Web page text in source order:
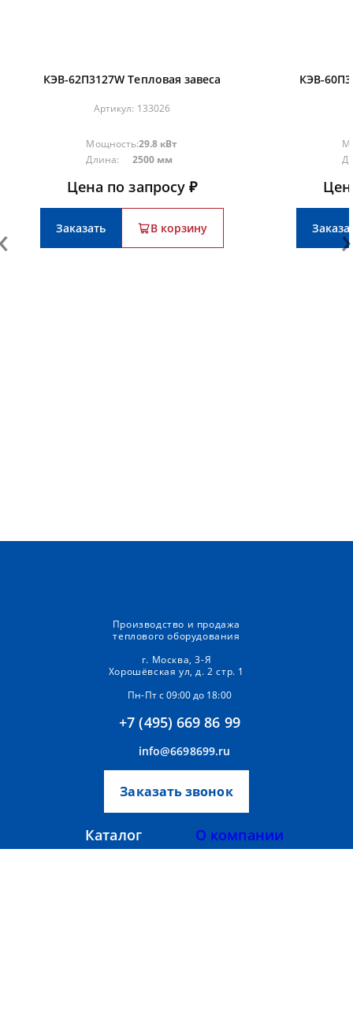
КЭВ-62П3127W Тепловая завеса
Артикул: 133026
Мощность:29.8 кВт
Длина:
2500 мм
Цена по запросу ₽
Заказать В корзину
КЭВ-
›
Производство и продажа
теплового оборудования
г. Москва, 3-Я
Хорошёвская ул, д. 2 стр. 1
Каталог О компании
Пн-Пт с 09:00 до 18:00
+7 (495) 669 86 99
info@6698699.ru
Заказать звонок